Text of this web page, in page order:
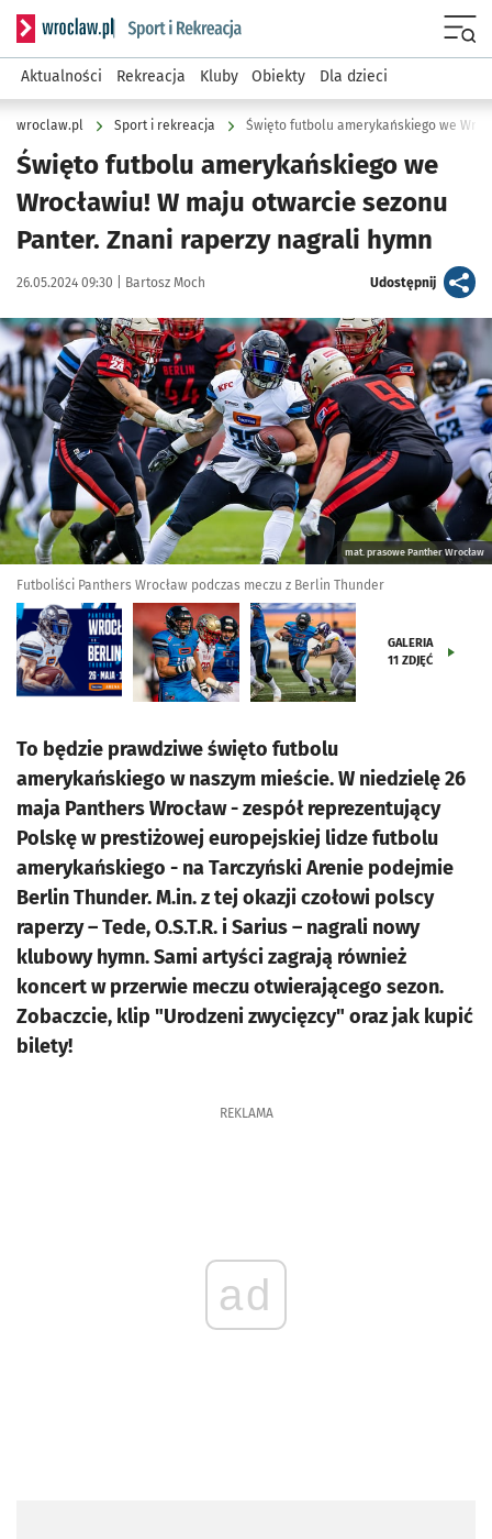
Serwis informacyjny wroclaw.pl podserwis: Sport i rekreacja
Aktualności Rekreacja Kluby Obiekty Dla dzieci
wroclaw.pl Sport i rekreacja Święto futbolu amerykańskiego we
Święto futbolu amerykańskiego we
Wrocławiu! W maju otwarcie sezonu
Panter. Znani raperzy nagrali hymn
Data publikacji:
26.05.2024 09:30 | Autor:
Bartosz Moch Udostępnijartykuł
Kliknij, aby zobaczyć galerię
mat. prasowe Panther Wrocław
Futboliści Panthers Wrocław podczas meczu z Berlin Thunder
GALERIA
11 ZDJĘĆ
To będzie prawdziwe święto futbolu
amerykańskiego w naszym mieście. W niedzielę 26
maja Panthers Wrocław - zespół reprezentujący
Polskę w prestiżowej europejskiej lidze futbolu
amerykańskiego - na Tarczyński Arenie podejmie
Berlin Thunder. M.in. z tej okazji czołowi polscy
raperzy – Tede, O.S.T.R. i Sarius – nagrali nowy
klubowy hymn. Sami artyści zagrają również
koncert w przerwie meczu otwierającego sezon.
Zobaczcie, klip "Urodzeni zwycięzcy" oraz jak kupić
bilety!
REKLAMA
ad